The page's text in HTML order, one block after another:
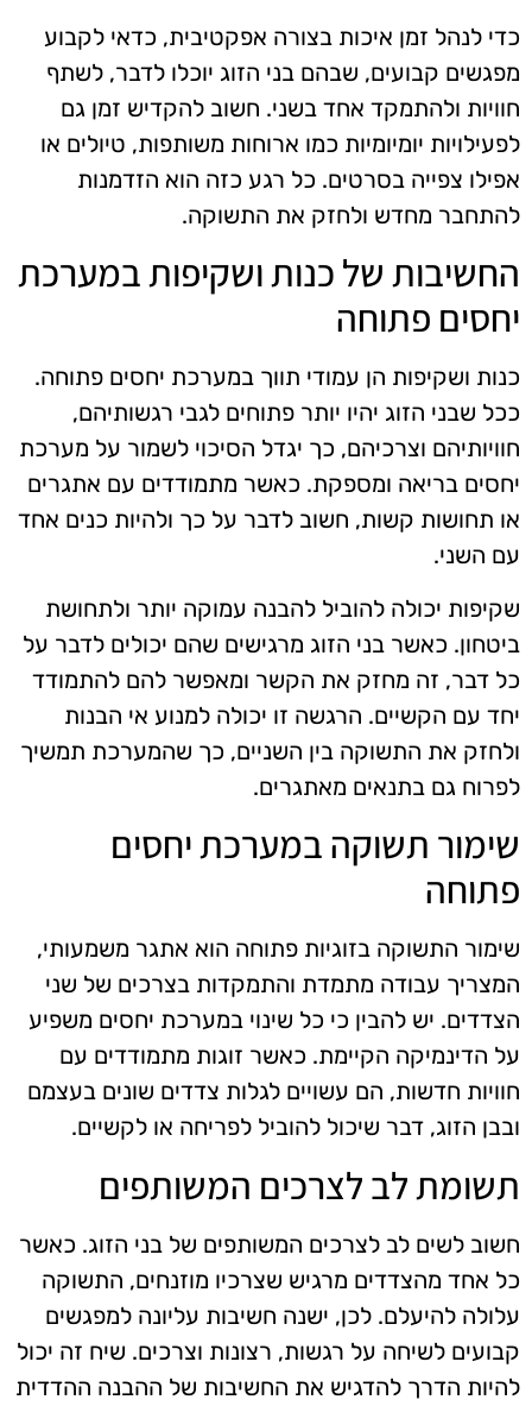
כדי לנהל זמן איכות בצורה אפקטיבית, כדאי לקבוע
מפגשים קבועים, שבהם בני הזוג יוכלו לדבר, לשתף
חוויות ולהתמקד אחד בשני. חשוב להקדיש זמן גם
לפעילויות יומיומיות כמו ארוחות משותפות, טיולים או
אפילו צפייה בסרטים. כל רגע כזה הוא הזדמנות
להתחבר מחדש ולחזק את התשוקה.
החשיבות של כנות ושקיפות במערכת
יחסים פתוחה
כנות ושקיפות הן עמודי תווך במערכת יחסים פתוחה.
ככל שבני הזוג יהיו יותר פתוחים לגבי רגשותיהם,
חוויותיהם וצרכיהם, כך יגדל הסיכוי לשמור על מערכת
יחסים בריאה ומספקת. כאשר מתמודדים עם אתגרים
או תחושות קשות, חשוב לדבר על כך ולהיות כנים אחד
עם השני.
שקיפות יכולה להוביל להבנה עמוקה יותר ולתחושת
ביטחון. כאשר בני הזוג מרגישים שהם יכולים לדבר על
כל דבר, זה מחזק את הקשר ומאפשר להם להתמודד
יחד עם הקשיים. הרגשה זו יכולה למנוע אי הבנות
ולחזק את התשוקה בין השניים, כך שהמערכת תמשיך
לפרוח גם בתנאים מאתגרים.
שימור תשוקה במערכת יחסים
פתוחה
שימור התשוקה בזוגיות פתוחה הוא אתגר משמעותי,
המצריך עבודה מתמדת והתמקדות בצרכים של שני
הצדדים. יש להבין כי כל שינוי במערכת יחסים משפיע
על הדינמיקה הקיימת. כאשר זוגות מתמודדים עם
חוויות חדשות, הם עשויים לגלות צדדים שונים בעצמם
ובבן הזוג, דבר שיכול להוביל לפריחה או לקשיים.
תשומת לב לצרכים המשותפים
חשוב לשים לב לצרכים המשותפים של בני הזוג. כאשר
כל אחד מהצדדים מרגיש שצרכיו מוזנחים, התשוקה
עלולה להיעלם. לכן, ישנה חשיבות עליונה למפגשים
קבועים לשיחה על רגשות, רצונות וצרכים. שיח זה יכול
להיות הדרך להדגיש את החשיבות של ההבנה ההדדית